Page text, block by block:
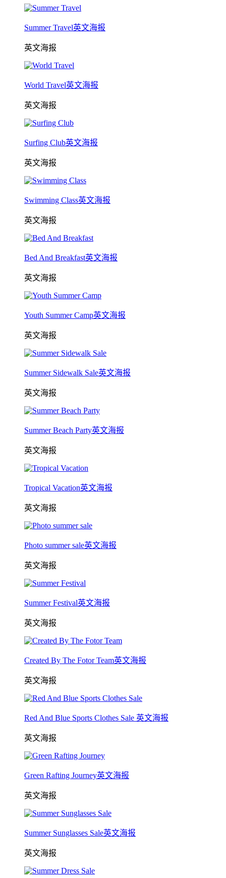
Summer Travel英文海报
英文海报
World Travel英文海报
英文海报
Surfing Club英文海报
英文海报
Swimming Class英文海报
英文海报
Bed And Breakfast英文海报
英文海报
Youth Summer Camp英文海报
英文海报
Summer Sidewalk Sale英文海报
英文海报
Summer Beach Party英文海报
英文海报
Tropical Vacation英文海报
英文海报
Photo summer sale英文海报
英文海报
Summer Festival英文海报
英文海报
Created By The Fotor Team英文海报
英文海报
Red And Blue Sports Clothes Sale 英文海报
英文海报
Green Rafting Journey英文海报
英文海报
Summer Sunglasses Sale英文海报
英文海报